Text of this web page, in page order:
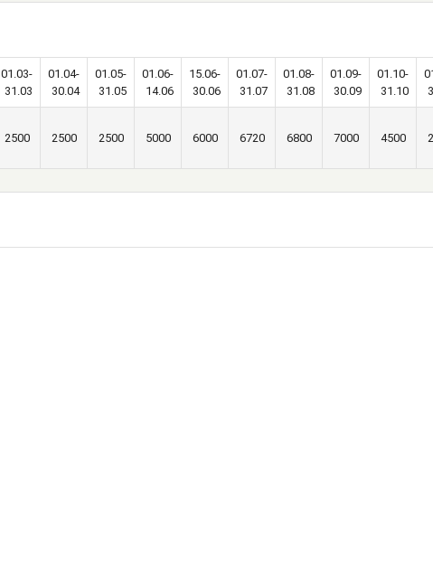
01.03-
31.03
01.04-
30.04
01.05-
31.05
01.06-
14.06
15.06-
30.06
01.07-
31.07
01.08-
31.08
01.09-
30.09
01.10-
31.10
2500 2500 2500 5000 6000 6720 6800 7000 4500